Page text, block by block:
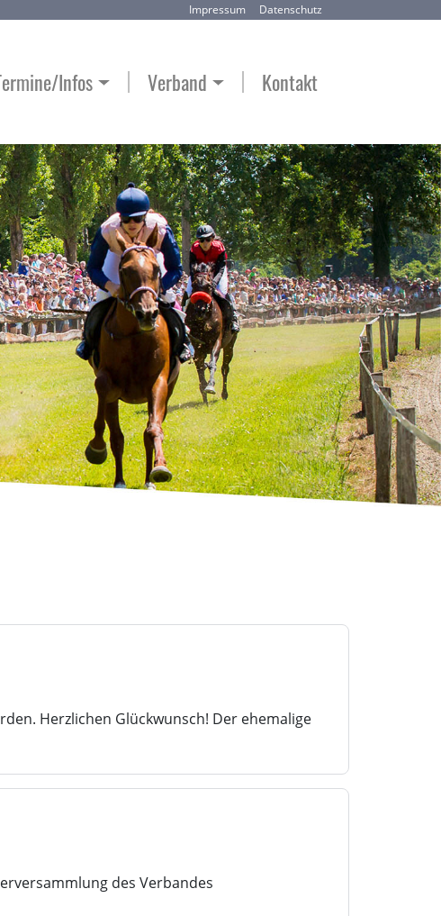
Impressum Datenschutz
Infos Verband Kontakt
Herzlichen Glückwunsch! Der ehemalige
des Verbandes